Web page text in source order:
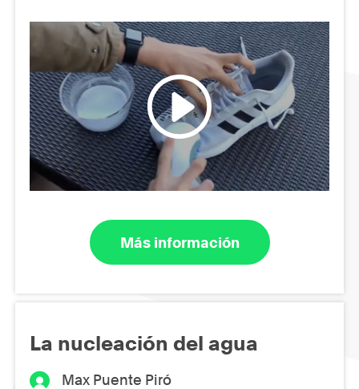
Más información
La nucleación del agua
Max Puente Piró